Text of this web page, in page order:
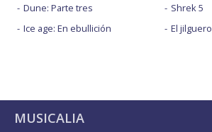
Dune: Parte tres
Ice age: En ebullición
Shrek 5
El jilguero
MUSICALIA